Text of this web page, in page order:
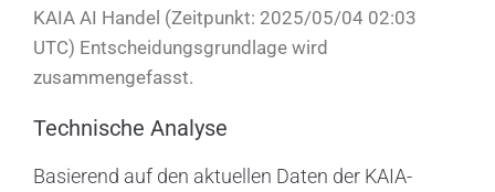
KAIA AI Handel (Zeitpunkt: 2025/05/04 02:03
UTC) Entscheidungsgrundlage wird
zusammengefasst.
Technische Analyse
Basierend auf den aktuellen Daten der KAIA-